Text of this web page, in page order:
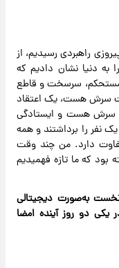
راهبردی رسیدیم، از
دنیا نشان دادیم که
مستحکم، سرسخت و قاطع
سرش هست، یک اعتقاد
سرش هست و ایستادگی
نفر را برداشتند و همه
تفاوت دارد. من چند وقت
بود که ما تازه فهمیدیم
نخست به‌صورت دیجیتالی
دو روز آینده امضا